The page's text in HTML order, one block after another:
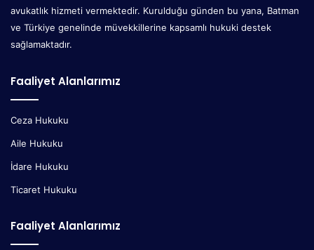
avukatlık hizmeti vermektedir. Kurulduğu günden bu yana, Batman
ve Türkiye genelinde müvekkillerine kapsamlı hukuki destek
sağlamaktadır.
Faaliyet Alanlarımız
Ceza Hukuku
Aile Hukuku
İdare Hukuku
Ticaret Hukuku
Faaliyet Alanlarımız